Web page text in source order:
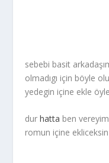
sebebi basit
olmadıgı için böyle
yedegin içine ekle
durhatta ben
romun içine